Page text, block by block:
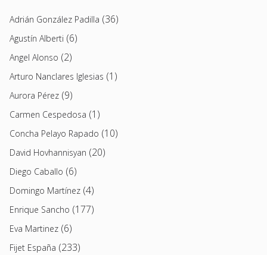
Adrián González Padilla (36)
Agustín Alberti (6)
Angel Alonso (2)
Arturo Nanclares Iglesias (1)
Aurora Pérez (9)
Carmen Cespedosa (1)
Concha Pelayo Rapado (10)
David Hovhannisyan (20)
Diego Caballo (6)
Domingo Martínez (4)
Enrique Sancho (177)
Eva Martinez (6)
Fijet España (233)